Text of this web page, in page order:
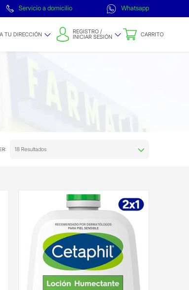
Servicio a domicilio Whatsapp
TU DIRECCIÓN REGISTRO /
INICIAR SESIÓN CARRITO
18 Resultados